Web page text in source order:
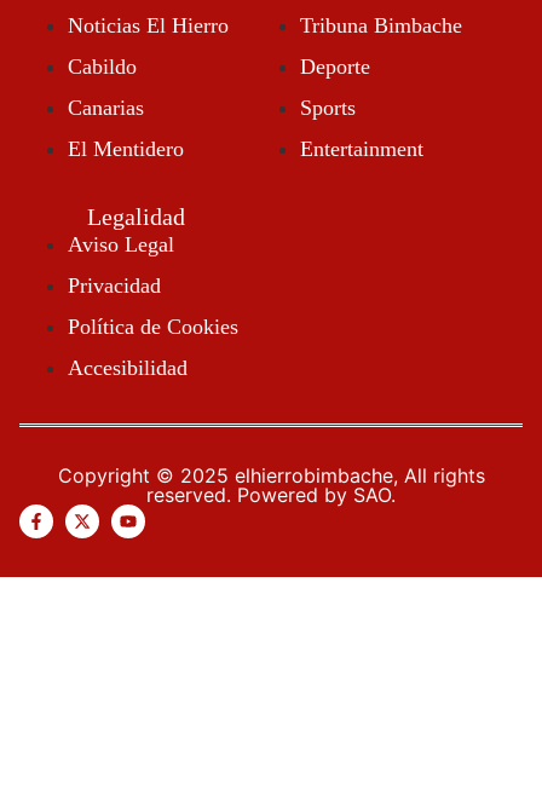
9:46 Pm
Noticias El Hierro
Cabildo
Canarias
El Mentidero
Tribuna Bimbache
Deporte
Sports
Entertainment
Legalidad
Aviso Legal
Privacidad
Política de Cookies
Accesibilidad
Copyright © 2025 elhierrobimbache, All rights
reserved. Powered by SAO.